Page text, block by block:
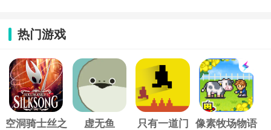
热门游戏
空洞骑士丝之
虚无鱼 只有一道门 像素牧场物语